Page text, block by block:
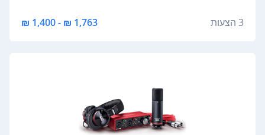
3 הצעות 1,763 ₪ - 1,400 ₪